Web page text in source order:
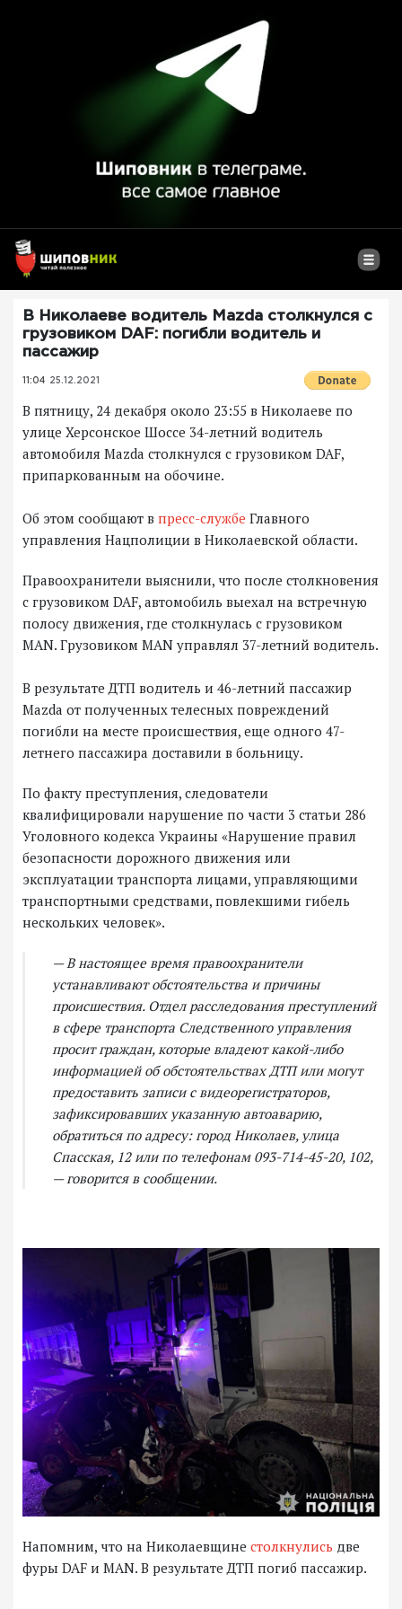
В Николаеве водитель Mazda столкнулся с
грузовиком DAF: погибли водитель и
пассажир
11:04 25.12.2021
В пятницу, 24 декабря около 23:55 в Николаеве по
улице Херсонское Шоссе 34-летний водитель
автомобиля Mazda столкнулся с грузовиком DAF,
припаркованным на обочине.
Об этом сообщают в пресс-службе Главного
управления Нацполиции в Николаевской области.
Правоохранители выяснили, что после столкновения
с грузовиком DAF, автомобиль выехал на встречную
полосу движения, где столкнулась с грузовиком
MAN. Грузовиком MAN управлял 37-летний водитель.
В результате ДТП водитель и 46-летний пассажир
Mazda от полученных телесных повреждений
погибли на месте происшествия, еще одного 47-
летнего пассажира доставили в больницу.
По факту преступления, следователи
квалифицировали нарушение по части 3 статьи 286
Уголовного кодекса Украины «Нарушение правил
безопасности дорожного движения или
эксплуатации транспорта лицами, управляющими
транспортными средствами, повлекшими гибель
нескольких человек».
— В настоящее время правоохранители
устанавливают обстоятельства и причины
происшествия. Отдел расследования преступлений
в сфере транспорта Следственного управления
просит граждан, которые владеют какой-либо
информацией об обстоятельствах ДТП или могут
предоставить записи с видеорегистраторов,
зафиксировавших указанную автоаварию,
обратиться по адресу: город Николаев, улица
Спасская, 12 или по телефонам 093-714-45-20, 102,
— говорится в сообщении.
Напомним, что на Николаевщине столкнулись две
фуры DAF и MAN. В результате ДТП погиб пассажир.